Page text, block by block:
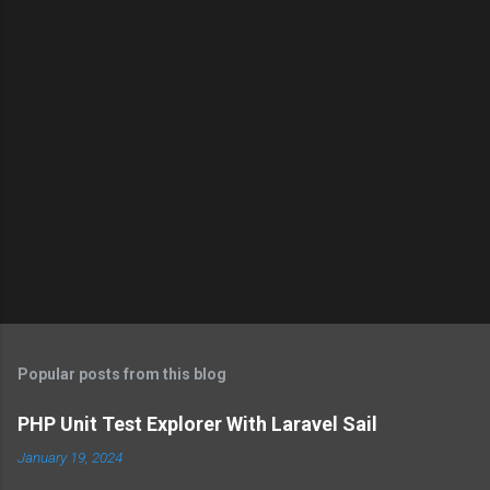
Popular posts from this blog
PHP Unit Test Explorer With Laravel Sail
January 19, 2024